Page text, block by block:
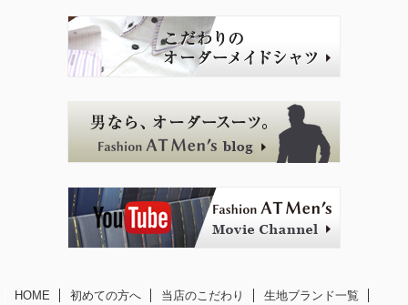
HOME 初めての方へ 当店のこだわり 生地ブランド一覧